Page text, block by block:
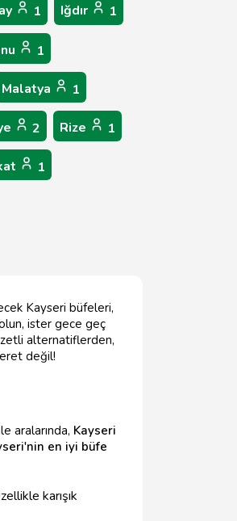
1 Iğdır 1
1
Malatya 1
2 Rize 1
1
Kayseri büfeleri,
ister gece geç
alternatiflerden,
değil!
aralarında, Kayseri
en iyi büfe
karışık